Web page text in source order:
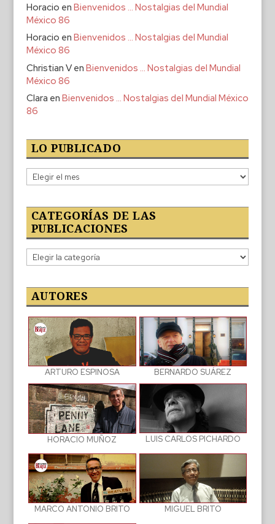
Horacio en Bienvenidos … Nostalgias del Mundial
México 86
Horacio en Bienvenidos … Nostalgias del Mundial
México 86
Christian Ven Bienvenidos … Nostalgias del Mundial
México 86
Clara en Bienvenidos … Nostalgias del Mundial México
86
LO PUBLICADO
Lo
publicado
CATEGORÍAS DE LAS
PUBLICACIONES
Categorías
de
publicaciones
AUTORES
ARTURO ESPINOSA BERNARDO SUÁREZ
HORACIO MUÑOZ LUIS CARLOS PICHARDO
MARCO ANTONIO BRITO MIGUEL BRITO